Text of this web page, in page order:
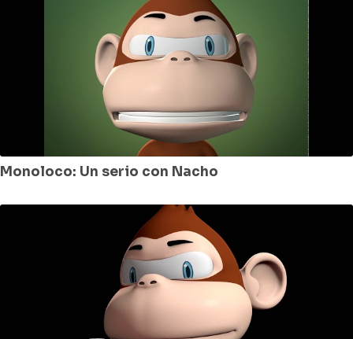
Monoloco: Un serio con Nacho